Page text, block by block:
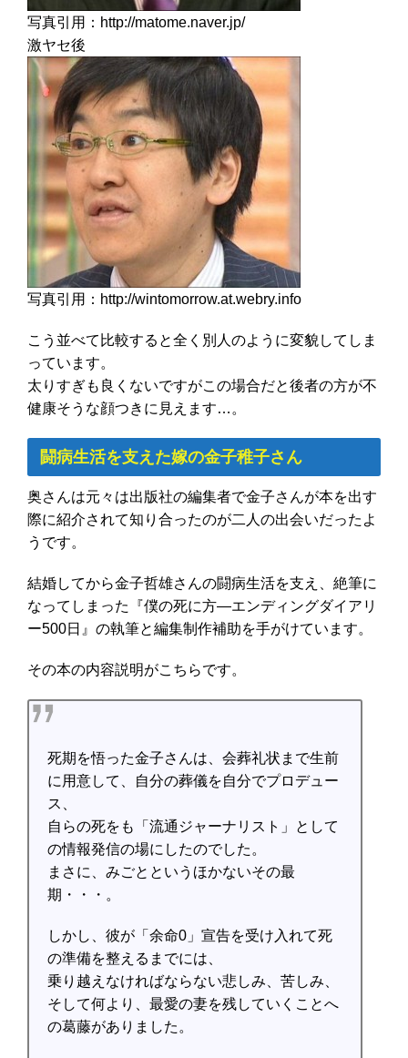
写真引用：http://matome.naver.jp/
激ヤセ後
写真引用：http://wintomorrow.at.webry.info
こう並べて比較すると全く別人のように変貌してしま
っています。
太りすぎも良くないですがこの場合だと後者の方が不
健康そうな顔つきに見えます…。
闘病生活を支えた嫁の金子稚子さん
奥さんは元々は出版社の編集者で金子さんが本を出す
際に紹介されて知り合ったのが二人の出会いだったよ
うです。
結婚してから金子哲雄さんの闘病生活を支え、絶筆に
なってしまった『僕の死に方―エンディングダイアリ
ー500日』の執筆と編集制作補助を手がけています。
その本の内容説明がこちらです。
死期を悟った金子さんは、会葬礼状まで生前
に用意して、自分の葬儀を自分でプロデュー
ス、
自らの死をも「流通ジャーナリスト」として
の情報発信の場にしたのでした。
まさに、みごとというほかないその最
期・・・。
しかし、彼が「余命0」宣告を受け入れて死
の準備を整えるまでには、
乗り越えなければならない悲しみ、苦しみ、
そして何より、最愛の妻を残していくことへ
の葛藤がありました。